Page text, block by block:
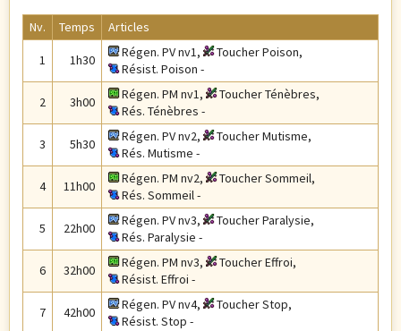
Nv. Temps Articles
1 1h30 Régen. PV nv1, Toucher Poison,
Résist. Poison -
2 3h00 Régen. PM nv1, Toucher Ténèbres,
Rés. Ténèbres -
3 5h30 Régen. PV nv2, Toucher Mutisme,
Rés. Mutisme -
4 11h00 Régen. PM nv2, Toucher Sommeil,
Rés. Sommeil -
5 22h00 Régen. PV nv3, Toucher Paralysie,
Rés. Paralysie -
6 32h00 Régen. PM nv3, Toucher Effroi,
Résist. Effroi -
7 42h00 Régen. PV nv4, Toucher Stop,
Résist. Stop -